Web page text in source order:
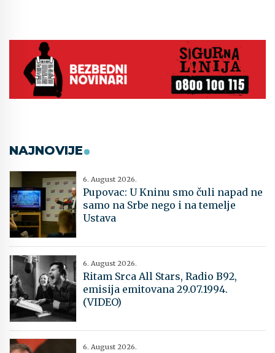
NAJNOVIJE
6. August 2026.
Pupovac: U Kninu smo čuli napad ne
samo na Srbe nego i na temelje
Ustava
6. August 2026.
Ritam Srca All Stars, Radio B92,
emisija emitovana 29.07.1994.
(VIDEO)
6. August 2026.